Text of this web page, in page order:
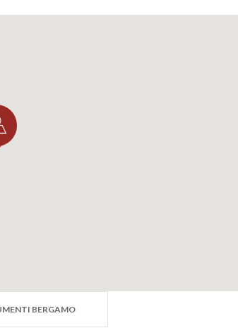
BERGAMO